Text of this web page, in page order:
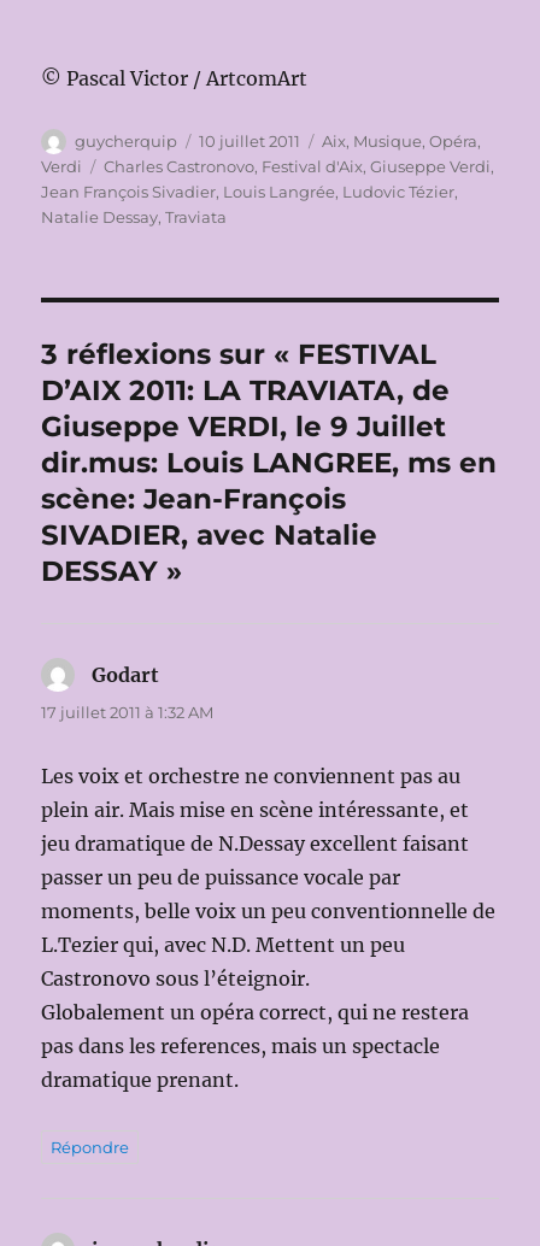
© Pascal Victor / ArtcomArt
Auteur
guycherquip
Publié
le
10 juillet 2011 Catégories
Aix, Musique,Opéra,
Verdi
Étiquettes
Charles Castronovo, Festival d'Aix,Giuseppe Verdi,
Jean François Sivadier, Louis Langrée, Ludovic Tézier,
Natalie Dessay,Traviata
3 réflexions sur « FESTIVAL
D’AIX 2011: LA TRAVIATA, de
Giuseppe VERDI, le 9 Juillet
dir.mus: Louis LANGREE, ms en
scène: Jean-François
SIVADIER, avec Natalie
DESSAY »
Godart
17 juillet 2011 à 1:32 AM
Les voix et orchestre ne conviennent pas au
plein air. Mais mise en scène intéressante, et
jeu dramatique de N.Dessay excellent faisant
passer un peu de puissance vocale par
moments, belle voix un peu conventionnelle de
L.Tezier qui, avec N.D. Mettent un peu
Castronovo sous l’éteignoir.
Globalement un opéra correct, qui ne restera
pas dans les references, mais un spectacle
dramatique prenant.
Répondre